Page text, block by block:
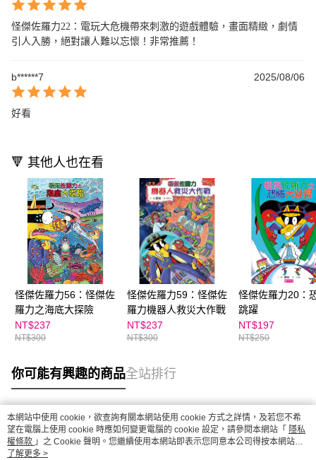
怪傑佐羅力22：電玩大危機帶來刺激的遊戲體驗，畫面精緻，劇情
引人入勝，絕對讓人難以忘懷！非常推薦！
b******7 2025/08/06
好看
🔻 其他人也在看
怪傑佐羅力56：怪傑佐
羅力之海底大探險
NT$237
NT$300
怪傑佐羅力59：怪傑佐
羅力機器人救災大作戰
NT$237
NT$300
怪傑佐羅力20：
跳躍
NT$197
NT$250
你可能有興趣的商品全站排行
熱門標籤
本網站中使用 cookie，欲查詢有關本網站使用 cookie 方式之詳情，及若您不希
望在電腦上使用 cookie 時應如何變更電腦的 cookie 設定，請參閱本網站「 隱私
權條款 」之 Cookie 聲明。您繼續使用本網站即表示您同意本公司得按本網站使
用條款之 Cookie 聲明使用 cookie。
了解更多 >